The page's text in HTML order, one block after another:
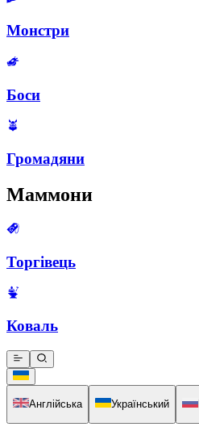
Монстри
Боси
Громадяни
Маммони
Торгівець
Коваль
Англійська Український